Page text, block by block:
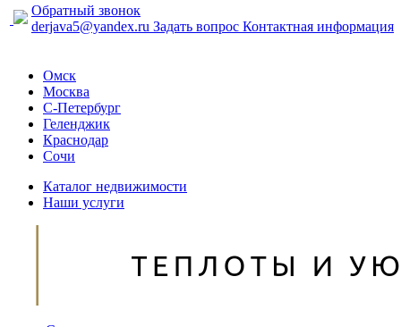
Обратный звонок
derjava5@yandex.ru Задать вопрос Контактная информация
Омск
Москва
С-Петербург
Геленджик
Краснодар
Сочи
Каталог недвижимости
Наши услуги